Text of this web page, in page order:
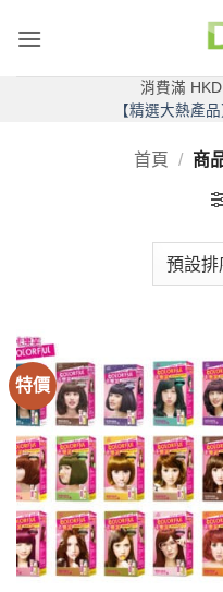
消費滿
【精選大熱產品
首頁 / 商
特價